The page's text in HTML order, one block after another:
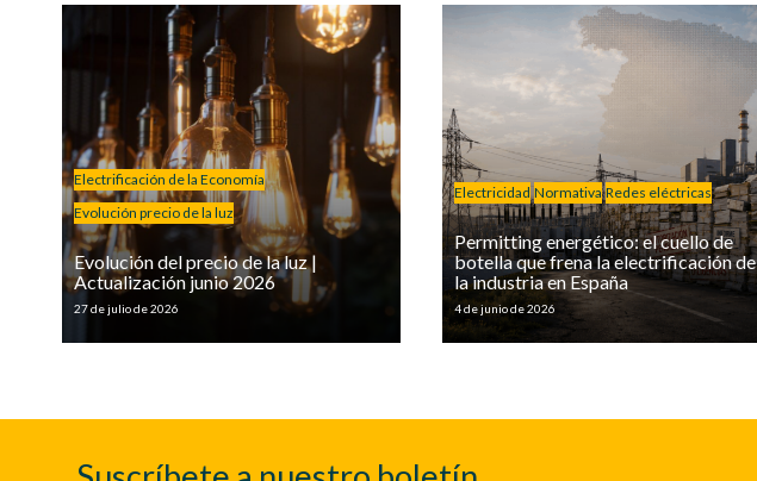
Electrificación de la Economía
Evolución precio de la luz
Evolución del precio de la luz |
Actualización junio 2026
27 de julio de 2026
Electricidad Normativa Redes eléctricas
Permitting energético: el cuello de
botella que frena la electrificación de
la industria en España
4 de junio de 2026